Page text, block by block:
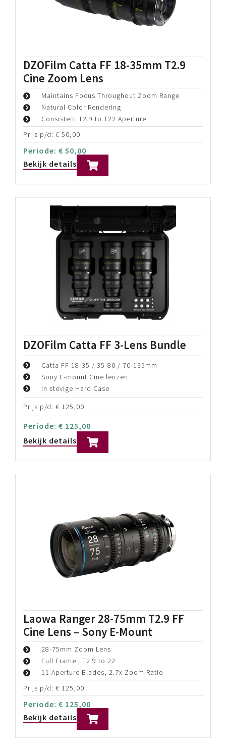
DZOFilm Catta FF 18-35mm T2.9
Cine Zoom Lens
Maintains Focus Throughout Zoom Range
Natural Color Rendering
Consistent T2.9 to T22 Aperture
Prijs p/d: € 50,00
Periode: € 50,00
Bekijk details
DZOFilm Catta FF 3-Lens Bundle
Catta FF 18-35 / 35-80 / 70-135mm
Sony E-mount Cine lenzen
In stevige Hard Case
Prijs p/d: € 125,00
Periode: € 125,00
Bekijk details
Laowa Ranger 28-75mm T2.9 FF
Cine Lens – Sony E-Mount
28-75mm Zoom Lens
Full Frame | T2.9 to 22
11 Aperture Blades, 2.7x Zoom Ratio
Prijs p/d: € 125,00
Periode: € 125,00
Bekijk details